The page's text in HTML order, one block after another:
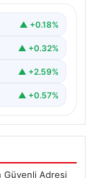
İYİ Parti
▲ +0.18%
▲ +0.32%
▲ +2.59%
▲ +0.57%
Güvenli Adresi